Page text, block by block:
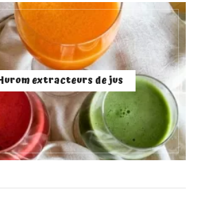
extracteurs de jus